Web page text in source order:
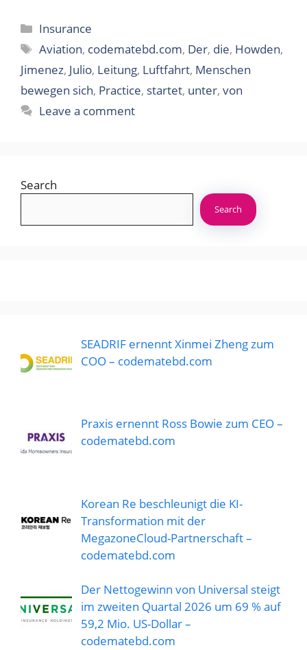
Categories
Insurance
Tags
Aviation, codematebd.com, Der, die, Howden,
Jimenez, Julio, Leitung, Luftfahrt, Menschen
bewegen sich, Practice, startet, unter, von
Leave a comment
Search
Search
SEADRIF ernennt Xinmei Zheng zum
COO – codematebd.com
Praxis ernennt Ross Bowie zum CEO –
codematebd.com
Korean Re beschleunigt die KI-
Transformation mit der
MegazoneCloud-Partnerschaft –
codematebd.com
Der Nettogewinn von Universal steigt
im zweiten Quartal 2026 um 69 % auf
59,2 Mio. US-Dollar –
codematebd.com